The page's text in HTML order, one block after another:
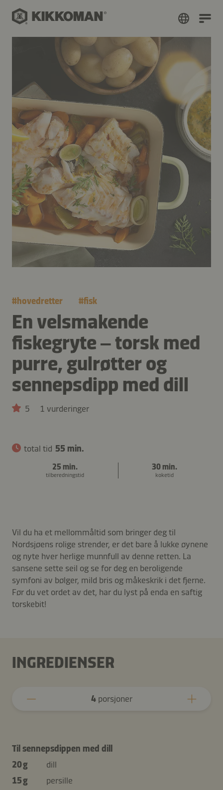
#hovedretter #fisk
En velsmakende
fiskegryte – torsk med
purre, gulrøtter og
sennepsdipp med dill
5 1 vurderinger
total tid 55 min.
25 min.
tilberedningstid
30 min.
koketid
Vil du ha et mellommåltid som bringer deg til
Nordsjøens rolige strender, er det bare å lukke øynene
og nyte hver herlige munnfull av denne retten. La
sansene sette seil og se for deg en beroligende
symfoni av bølger, mild bris og måkeskrik i det fjerne.
Før du vet ordet av det, har du lyst på enda en saftig
torskebit!
INGREDIENSER
4porsjoner
Til sennepsdippen med dill
20 g
dill
15 g
persille